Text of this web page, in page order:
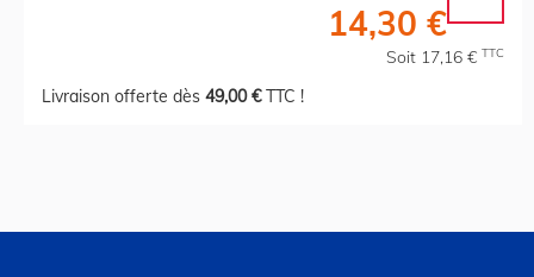
14,30 €
Soit 17,16 € TTC
Livraison offerte dès 49,00 €TTC !